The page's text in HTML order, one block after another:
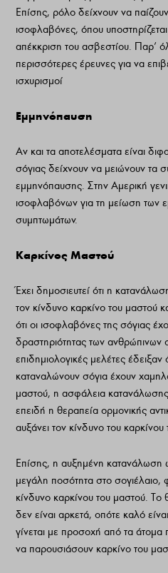
Επίσης, ρόλο δείχνουν να
ισοφλαβόνες, όπου υποστηρίζεται
απέκκριση του ασβεστίου. Παρ’
περισσότερες έρευνες για να
ισχυρισμοί
Εμμηνόπαυση
Αν και τα αποτελέσματα είναι
σόγιας δείχνουν να μειώνουν τα
εμμηνόπαυσης. Στην Αμερική
ισοφλαβόνων για τη μείωση των
συμπτωμάτων.
Καρκίνος Μαστού
Έχει δημοσιευτεί ότι η
τον κίνδυνο καρκίνο του μαστού
ότι οι ισοφλαβόνες της σόγιας
δραστηριότητας των ανθρώπινων
επιδημιολογικές μελέτες
καταναλώνουν σόγια έχουν
μαστού, η ασφάλεια κατανάλωσης
επειδή η θεραπεία ορμονικής
αυξάνει τον κίνδυνο του
Επίσης, η αυξημένη κατανάλωση
μεγάλη ποσότητα στο σογιέλαιο,
κίνδυνο καρκίνου του μαστού. Το
δεν είναι αρκετά, οπότε καλό
γίνεται με προσοχή από τα
να παρουσιάσουν καρκίνο του